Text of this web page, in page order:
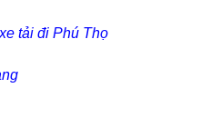
tải đi Phú Thọ